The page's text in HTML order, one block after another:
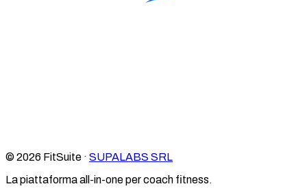
© 2026 FitSuite · SUPALABS SRL
La piattaforma all-in-one per coach fitness.